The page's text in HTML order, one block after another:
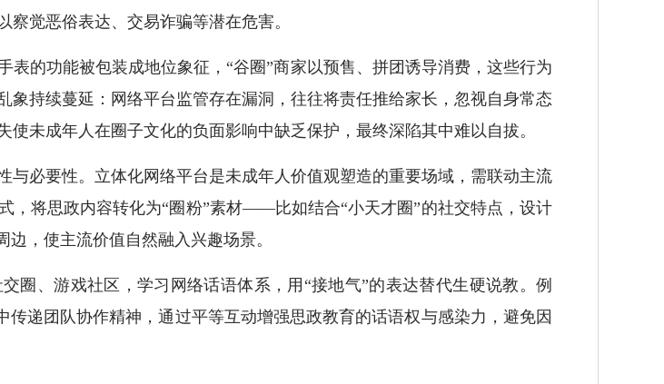
觉恶俗表达、交易诈骗等潜在危害。
的功能被包装成地位象征，“谷圈”商家以预售、拼团诱导消费，这些行为
持续蔓延：网络平台监管存在漏洞，往往将责任推给家长，忽视自身常态
未成年人在圈子文化的负面影响中缺乏保护，最终深陷其中难以自拔。
必要性。立体化网络平台是未成年人价值观塑造的重要场域，需联动主流
，将思政内容转化为“圈粉”素材——比如结合“小天才圈”的社交特点，设计
，使主流价值自然融入兴趣场景。
、游戏社区，学习网络话语体系，用“接地气”的表达替代生硬说教。例
递团队协作精神，通过平等互动增强思政教育的话语权与感染力，避免因